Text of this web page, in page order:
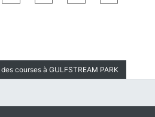
courses à GULFSTREAM PARK